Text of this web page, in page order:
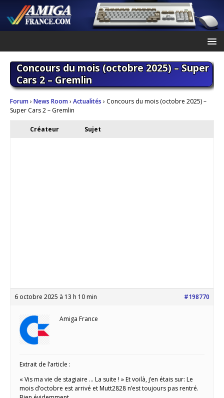
Concours du mois (octobre 2025) – Super
Cars 2 – Gremlin
Forum› News Room› Actualités › Concours du mois (octobre 2025) –
Super Cars 2 – Gremlin
Créateur Sujet
6 octobre 2025 à 13 h 10 min #198770
Amiga France
Extrait de l’article :
« Vis ma vie de stagiaire … La suite ! » Et voilà, j’en étais sur: Le
mois d’octobre est arrivé et Mutt2828 n’est toujours pas rentré.